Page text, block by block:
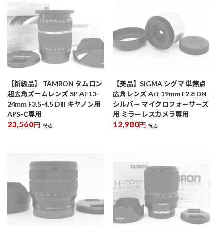
【新級品】 TAMRON タムロン
超広角ズームレンズ SP AF10-
24mm F3.5-4.5 DiII キヤノン用
APS-C専用
23,560円 税込
【美品】SIGMA シグマ 単焦点
広角レンズ Art 19mm F2.8 DN
シルバー マイクロフォーサーズ
用 ミラーレスカメラ専用
12,980円 税込